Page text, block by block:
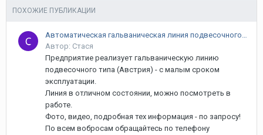
ПОХОЖИЕ ПУБЛИКАЦИИ
Автоматическая гальваническая линия подвесочного типа (Австрия)
Автор: Стася
Предприятие реализует гальваническую линию
подвесочного типа (Австрия) - с малым сроком
эксплуатации.
Линия в отличном состоянии, можно посмотреть в
работе.
Фото, видео, подробная тех информация - по запросу!
По всем вобросам обращайтесь по телефону